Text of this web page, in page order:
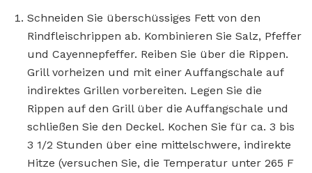
Schneiden Sie überschüssiges Fett von den
Rindfleischrippen ab. Kombinieren Sie Salz, Pfeffer
und Cayennepfeffer. Reiben Sie über die Rippen.
Grill vorheizen und mit einer Auffangschale auf
indirektes Grillen vorbereiten. Legen Sie die
Rippen auf den Grill über die Auffangschale und
schließen Sie den Deckel. Kochen Sie für ca. 3 bis
3 1/2 Stunden über eine mittelschwere, indirekte
Hitze (versuchen Sie, die Temperatur unter 265 F